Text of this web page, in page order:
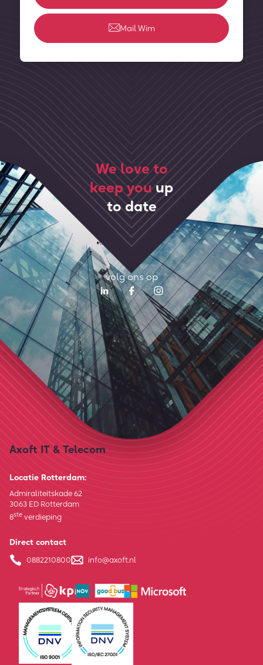
Mail Wim
We love to
keep youup
to date
volg ons op
Axoft IT & Telecom
Locatie Rotterdam:
Admiraliteitskade 62
3063 ED Rotterdam
8ste verdieping
Direct contact
0882210800 info@axoft.nl